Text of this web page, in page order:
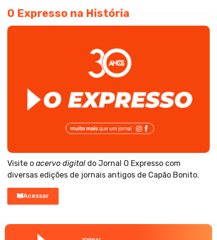
O Expresso na História
Visite o acervo digital do Jornal O Expresso com
diversas edições de jornais antigos de Capão Bonito.
Acessar